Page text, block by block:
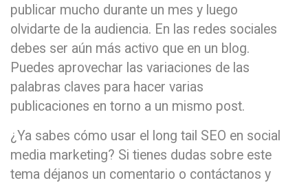
publicar mucho durante un mes y luego
olvidarte de la audiencia. En las redes sociales
debes ser aún más activo que en un blog.
Puedes aprovechar las variaciones de las
palabras claves para hacer varias
publicaciones en torno a un mismo post.
¿Ya sabes cómo usar el long tail SEO en social
media marketing? Si tienes dudas sobre este
tema déjanos un comentario o contáctanos y